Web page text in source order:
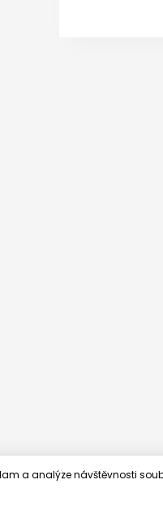
a analýze návštěvnosti